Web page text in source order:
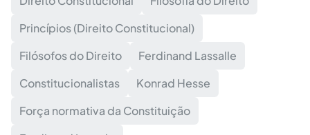
Princípios (Direito Constitucional)
Filósofos do Direito
Ferdinand Lassalle
Constitucionalistas
Konrad Hesse
Força normativa da Constituição